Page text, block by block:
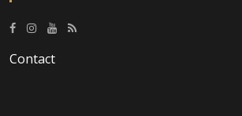
Contact